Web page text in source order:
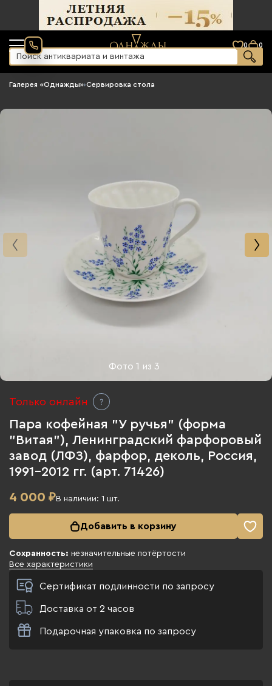
0 0
Галерея «Однажды»›Сервировка стола
Фото1 из 3
Только онлайн
Пара кофейная "У ручья" (форма
"Витая"), Ленинградский фарфоровый
завод (ЛФЗ), фарфор, деколь, Россия,
1991-2012 гг. (арт. 71426)
4 000 ₽В наличии: 1 шт.
Добавить в корзину
Сохранность: незначительные потёртости
Все характеристики
Сертификат подлинности по запросу
Доставка от 2 часов
Подарочная упаковка по запросу